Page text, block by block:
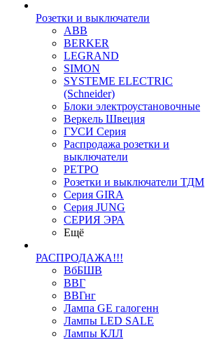
Розетки и выключатели
ABB
BERKER
LEGRAND
SIMON
SYSTEME ELECTRIC
(Schneider)
Блоки электроустановочные
Веркель Швеция
ГУСИ Серия
Распродажа розетки и
выключатели
РЕТРО
Розетки и выключатели ТДМ
Серия GIRA
Серия JUNG
СЕРИЯ ЭРА
Ещё
РАСПРОДАЖА!!!
ВбБШВ
ВВГ
ВВГнг
Лампа GE галогенн
Лампы LED SALE
Лампы КЛЛ